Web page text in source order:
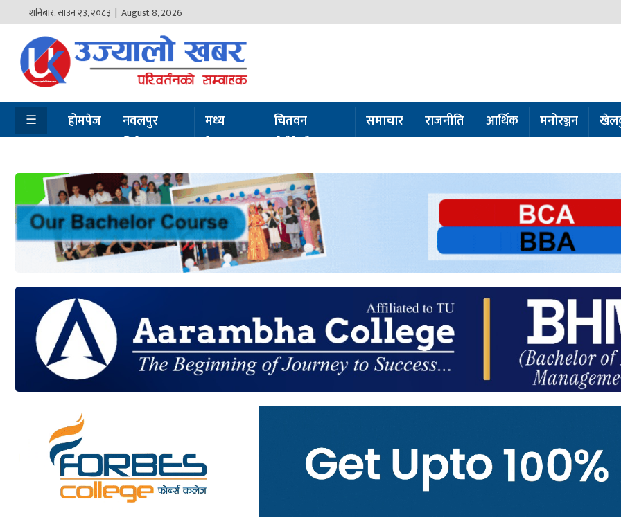
शनिबार,साउन२३,२०८३ | August 8, 2026
होमपेज
नवलपुर
विशेष
चितवन
सेरोफेरो
राजनीति
आर्थिक
मनोरञ्जन
युनिकोड
☰ होमपेज
नवलपुर
विशेष
मध्य
नेपाल
चितवन
सेरोफेरो
समाचार राजनीति आर्थिक मनोरञ्जन